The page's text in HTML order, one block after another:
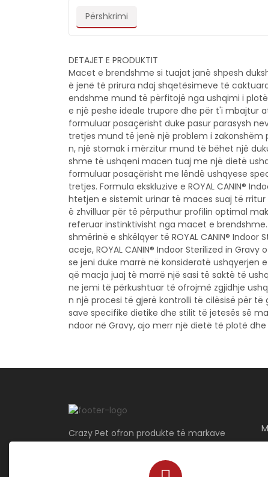
Përshkrimi
DETAJET E PRODUKTIT
Macet e brendshme si tuajat janë shpesh
ë jenë të prirura ndaj shqetësimeve të
endshme mund të përfitojë nga ushqimi i
e një peshe ideale trupore dhe për t'i mbajtur
formuluar posaçërisht duke pasur parasysh
tretjes mund të jenë një problem i
n, një stomak i mërzitur mund të bëhet një
shme të ushqeni macen tuaj me një dietë
formuluar posaçërisht me lëndë ushqyese
tretjes. Formula ekskluzive e ROYAL CANIN®
htetjen e sistemit urinar të maces suaj të
ë zhvilluar për të përputhur profilin optimal
referuar instinktivisht nga macet e
shmërinë e shkëlqyer të ROYAL CANIN®
aceje, ROYAL CANIN® Indoor Sterilized in
se jeni duke marrë në konsideratë
që macja juaj të marrë një sasi të saktë të
ne jemi të përkushtuar të ofrojmë zgjidhje
n një procesi të gjerë kontrolli të cilësisë për
save specifike dietike dhe stilit të jetesës së
ndoor në Gravy, ajo merr një dietë të plotë dhe
Crazy Pet ofron produkte të markave
dhe zogjtë ekzotike — duke siguruar
kujdes cilësor për shokun tuaj të